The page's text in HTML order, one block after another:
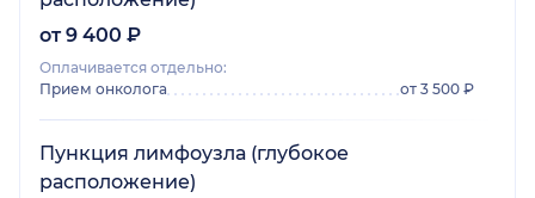
от 9 400 ₽
Оплачивается отдельно:
Прием онколога
от 3 500 ₽
Пункция лимфоузла (глубокое
расположение)